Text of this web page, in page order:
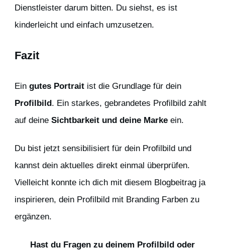
Dienstleister darum bitten. Du siehst, es ist
kinderleicht und einfach umzusetzen.
Fazit
Ein gutes Portrait ist die Grundlage für dein
Profilbild. Ein starkes, gebrandetes Profilbild zahlt
auf deine Sichtbarkeit und deine Marke ein.
Du bist jetzt sensibilisiert für dein Profilbild und
kannst dein aktuelles direkt einmal überprüfen.
Vielleicht konnte ich dich mit diesem Blogbeitrag ja
inspirieren, dein Profilbild mit Branding Farben zu
ergänzen.
Hast du Fragen zu deinem Profilbild oder